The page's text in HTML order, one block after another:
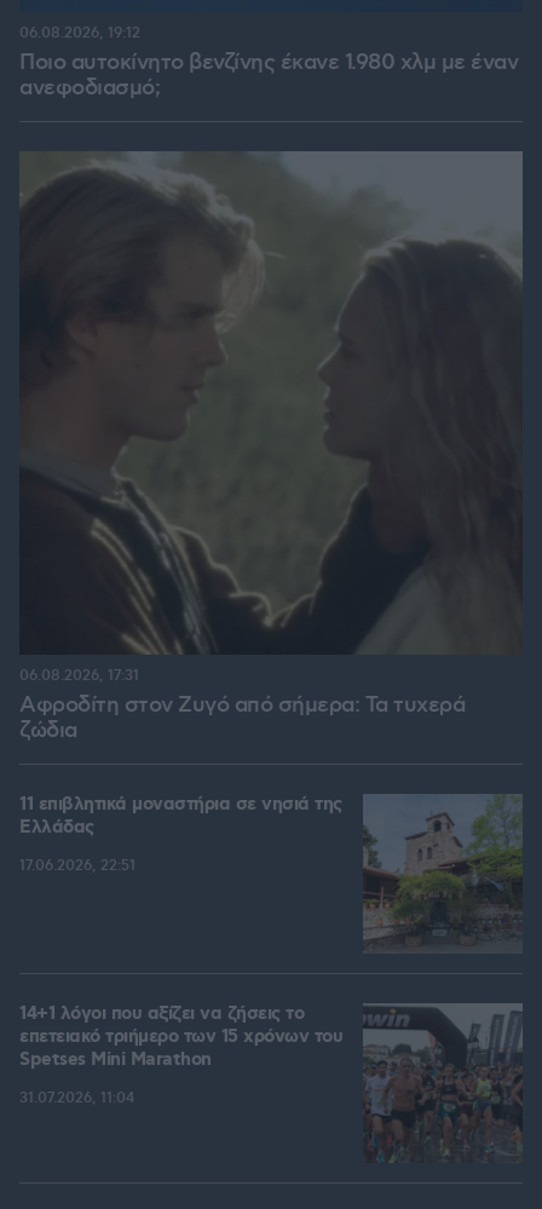
Ποιο αυτοκίνητο βενζίνης έκανε 1.980 χλμ με έναν
ανεφοδιασμό;
06.08.2026, 19:12
Αφροδίτη στον Ζυγό από σήμερα: Τα τυχερά
ζώδια
06.08.2026, 17:31
11 επιβλητικά μοναστήρια σε νησιά της
Ελλάδας
17.06.2026, 22:51
14+1 λόγοι που αξίζει να ζήσεις το
επετειακό τριήμερο των 15 χρόνων του
Spetses Mini Marathon
31.07.2026, 11:04